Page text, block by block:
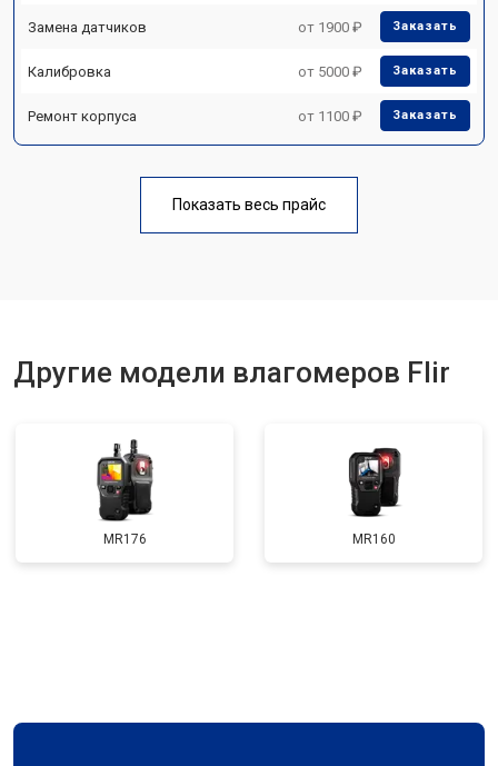
Замена датчиков от 1900 ₽ Заказать
Калибровка от 5000 ₽ Заказать
Ремонт корпуса от 1100 ₽ Заказать
Показать весь прайс
Другие модели влагомеров Flir
MR176 MR160